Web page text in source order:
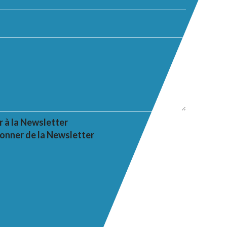
à la Newsletter
de la Newsletter